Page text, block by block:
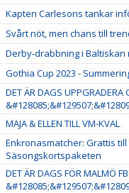
Kapten Carlesons tankar
Svårt nöt, men chans till
Derby-drabbning i Baltiskan
Gothia Cup 2023 -
DET ÄR DAGS UPPGRADERA
MAJA & ELLEN TILL VM-KVAL
Enkronasmatcher: Grattis
Säsongskortspaketen
DET ÄR DAGS FÖR MALMÖ